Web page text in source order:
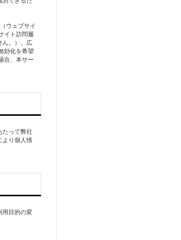
ウェブサイ
イト訪問履
ん。）。広
効化を希望
合、本サー
たって弊社
より個人情
用目的の変